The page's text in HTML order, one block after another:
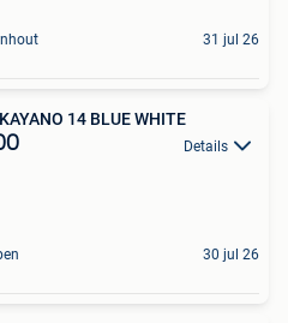
31 jul 26
14 BLUE WHITE
Details
30 jul 26